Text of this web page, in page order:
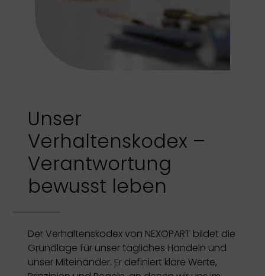
Unser
Verhaltenskodex –
Verantwortung
bewusst leben
Der Verhaltenskodex von NEXOPART bildet die
Grundlage für unser tägliches Handeln und
unser Miteinander. Er definiert klare Werte,